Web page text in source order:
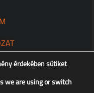
érdekében sütiket
we are using or switch